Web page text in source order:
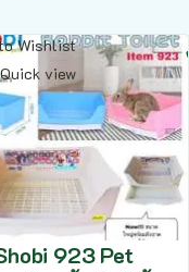
Wishlist
Quick view
923 Pet